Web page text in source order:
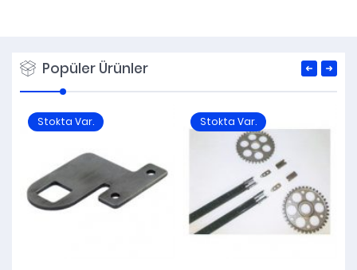
Popüler Ürünler
Stokta Var. Stokta Var.